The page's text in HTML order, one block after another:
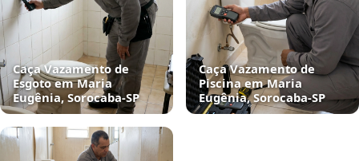
Caça Vazamento de
Esgoto em Maria
Eugênia, Sorocaba‑SP
Caça Vazamento de
Piscina em Maria
Eugênia, Sorocaba‑SP